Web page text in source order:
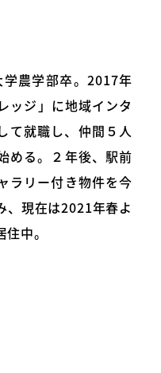
農学部卒。2017年
ッジ」に地域インタ
て就職し、仲間５人
める。２年後、駅前
ラリー付き物件を今
、現在は2021年春よ
中。